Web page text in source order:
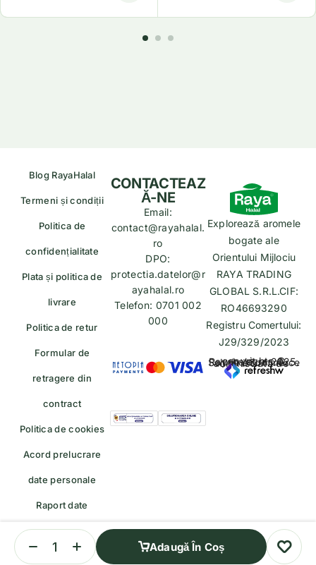
Adaugă În Coș
Blog RayaHalal
Termeni și condiții
Politica de
confidențialitate
Plata și politica de
livrare
Politica de retur
Formular de
retragere din
contract
Politica de cookies
Acord prelucrare
date personale
Raport date
personale
Explorează aromele
bogate ale
Orientului Mijlociu
RAYA TRADING
GLOBAL S.R.L.CIF:
RO46693290
Registru Comertului:
J29/329/2023
copyrights © Rayahalal.ro 2025. Soluție eCommerce administrată de
CONTACTEAZ
Ă-NE
Email:
contact@rayahalal.
ro
DPO:
protectia.datelor@r
ayahalal.ro
Telefon: 0701 002
000